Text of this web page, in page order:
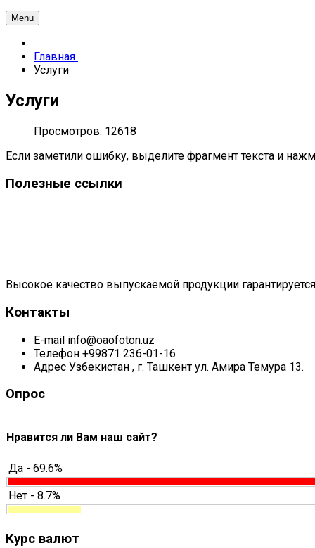
Menu
Главная
Услуги
Услуги
Просмотров: 12618
Если заметили ошибку, выделите фрагмент текста и
Полезные ссылки
Высокое качество выпускаемой продукции
Контакты
E-mail info@oaofoton.uz
Телефон +99871 236-01-16
Адрес Узбекистан , г. Ташкент ул. Амира Темура 13.
Опрос
Нравится ли Вам наш сайт?
Да - 69.6%
Нет - 8.7%
Курс валют